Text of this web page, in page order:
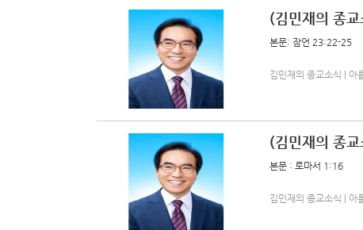
(김민재의 종교
본문: 잠언 23:22-25
김민재의 종교소식 |
(김민재의 종
본문 : 로마서 1:16
김민재의 종교소식 |